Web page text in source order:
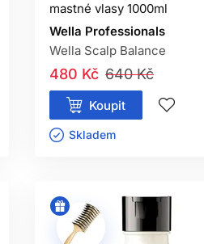
mastné vlasy 1000ml
Wella Professionals
Wella Scalp Balance
640 Kč
480 Kč
Koupit
Skladem ㅤ